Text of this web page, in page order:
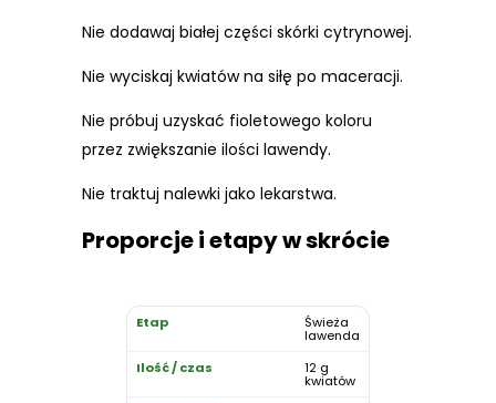
Nie dodawaj białej części skórki cytrynowej.
Nie wyciskaj kwiatów na siłę po maceracji.
Nie próbuj uzyskać fioletowego koloru
przez zwiększanie ilości lawendy.
Nie traktuj nalewki jako lekarstwa.
Proporcje i etapy w skrócie
Świeża
lawenda
12 g
kwiatów